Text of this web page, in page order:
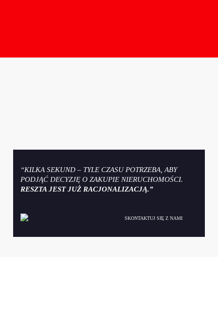
“KILKA SEKUND – TYLE CZASU POTRZEBA, ABY
PODJĄĆ DECYZJĘ O ZAKUPIE NIERUCHOMOŚCI.
RESZTA JEST JUŻ RACJONALIZACJĄ.”
SKONTAKTUJ SIĘ Z NAMI